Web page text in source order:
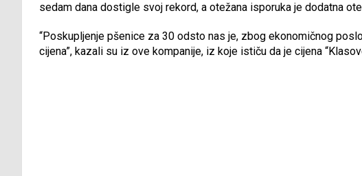
sedam dana dostigle svoj rekord, a otežana isporuka je dodatna
“Poskupljenje pšenice za 30 odsto nas je, zbog ekonomičnog
cijena”, kazali su iz ove kompanije, iz koje ističu da je cijena